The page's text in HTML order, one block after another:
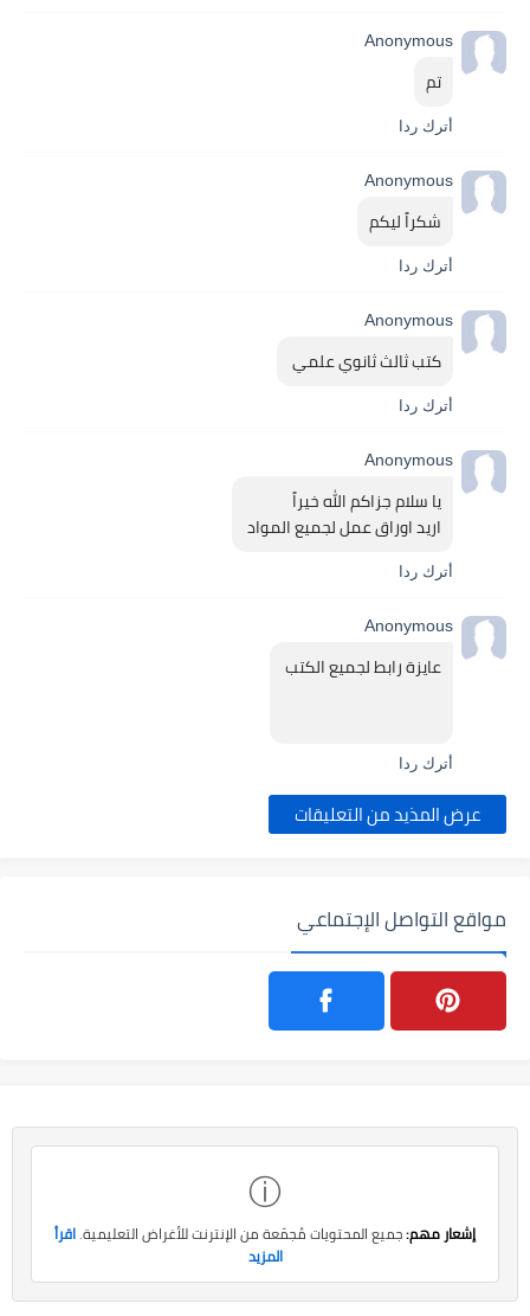
Anonymous
تم
أترك ردا
Anonymous
شكراً ليكم
أترك ردا
Anonymous
كتب ثالث ثانوي علمي
أترك ردا
Anonymous
يا سلام جزاكم الله خيراً
اريد اوراق عمل لجميع المواد
أترك ردا
Anonymous
عايزة رابط لجميع الكتب
أترك ردا
عرض المذيد من التعليقات
مواقع التواصل الإجتماعي
ⓘ
إشعار مهم:جميع المحتويات مُجمّعة من الإنترنت للأغراض التعليمية.اقرأ
المزيد